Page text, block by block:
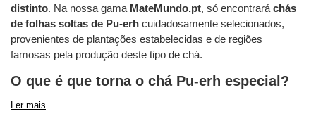
distinto. Na nossa gama MateMundo.pt, só encontrará chás
de folhas soltas de Pu-erh cuidadosamente selecionados,
provenientes de plantações estabelecidas e de regiões
famosas pela produção deste tipo de chá.
O que é que torna o chá Pu-erh especial?
Ler mais